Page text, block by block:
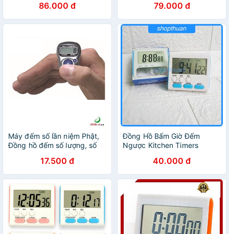
Mẫu classic86.000 đ 79.000 đ
Máy đếm số lần niệm Phật,
Đồng hồ đếm số lượng, số
17.500 đ
Đồng Hồ Bấm Giờ Đếm
Ngược Kitchen Timers
40.000 đ